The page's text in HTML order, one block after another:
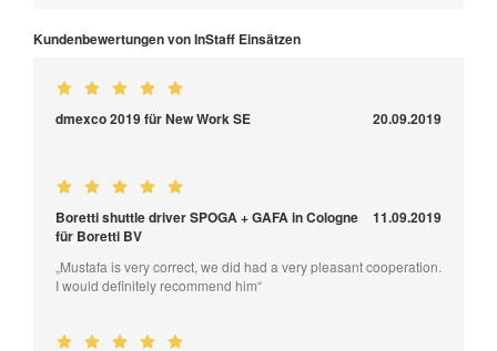
Kundenbewertungen von InStaff Einsätzen
dmexco 2019 für New Work SE 20.09.2019
Boretti shuttle driver SPOGA + GAFA in Cologne
für Boretti BV
11.09.2019
„Mustafa is very correct, we did had a very pleasant cooperation.
I would definitely recommend him“